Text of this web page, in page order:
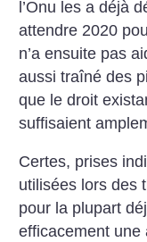
l’Onu les a déjà
attendre 2020
n’a ensuite pas
aussi traîné des
que le droit
suffisaient
Certes, prises
utilisées lors des
pour la plupart
efficacement une